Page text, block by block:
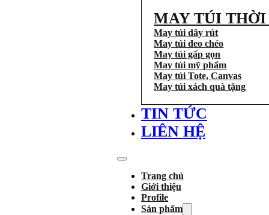
MAY TÚI
May túi dây rút
May túi đeo chéo
May túi gấp gọn
May túi mỹ phẩm
May túi Tote, Canvas
May túi xách quà tặng
TIN TỨC
LIÊN HỆ
Trang chủ
Giới thiệu
Profile
Sản phẩm